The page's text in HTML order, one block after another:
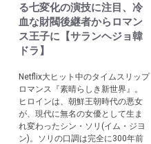
る七変化の演技に注目、冷
血な財閥後継者からロマン
ス王子に【サランヘジョ韓
ドラ】
Netflix大ヒット中のタイムスリップ
ロマンス『素晴らしき新世界』。
ヒロインは、朝鮮王朝時代の悪女
が、現代に無名の女優として生ま
れ変わったシン・ソリ(イム・ジヨ
ン)。ソリの口調は完全に300年前